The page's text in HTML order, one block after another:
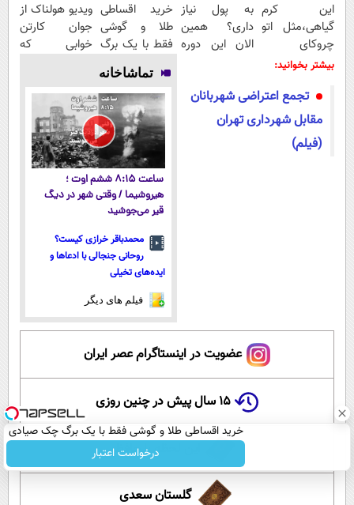
این کرم
گیاهی،مثل اتو
چروکای
پوستتوصاف
به پول نیاز
داری؟ همین
الان این دوره
نشده!
خرید اقساطی
طلا و گوشی
فقط با یک برگ
چک صیادی
ویدیو هولناک از
جوان کارتن
خوابی که
بیشتر بخوانید:
تجمع اعتراضی شهربانان
مقابل شهرداری تهران
(فیلم)
تماشاخانه
ساعت ۸:۱۵ ششم اوت ؛
هیروشیما / وقتی شهر در دیگ
قیر می‌جوشید
محمدباقر خرازی کیست؟
روحانی جنجالی با ادعاها و
ایده‌های تخیلی
فیلم های دیگر
عضویت در اینستاگرام عصر ایران
۱۵ سال پیش در چنین روزی
این لحظه با حافظ
گلستان سعدی
خرید اقساطی طلا و گوشی فقط با یک برگ چک صیادی
درخواست اعتبار